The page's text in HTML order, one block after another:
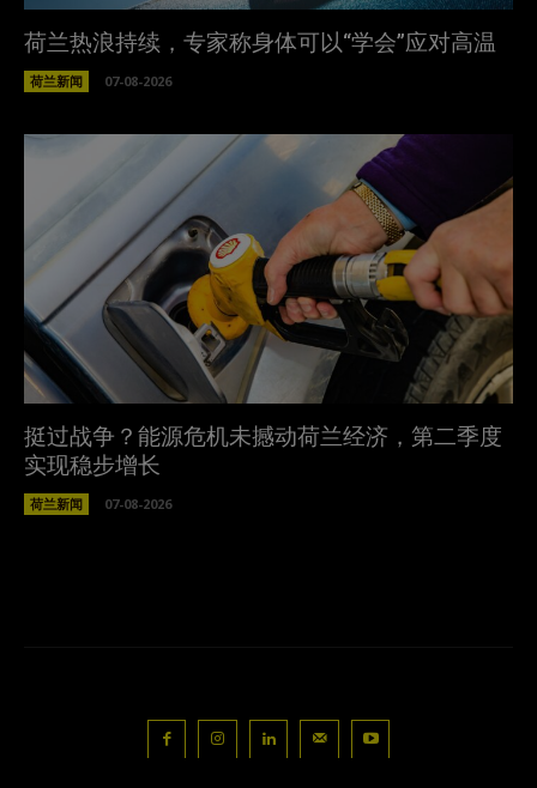
荷兰热浪持续，专家称身体可以“学会”应对高温
荷兰新闻 07-08-2026
挺过战争？能源危机未撼动荷兰经济，第二季度
实现稳步增长
荷兰新闻 07-08-2026